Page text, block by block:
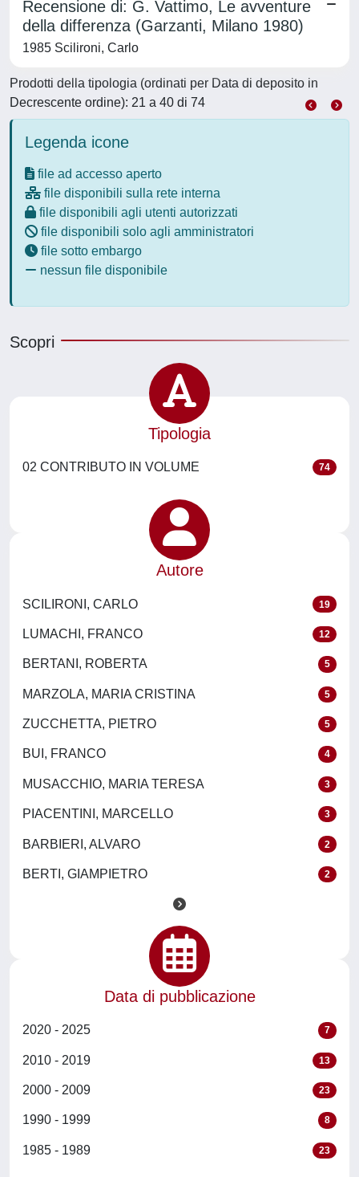
Recensione di: G. Vattimo, Le avventure
della differenza (Garzanti, Milano 1980)
1985 Scilironi, Carlo
Prodotti della tipologia (ordinati per Data di deposito in
Decrescente ordine): 21 a 40 di 74
Legenda icone
file ad accesso aperto
file disponibili sulla rete interna
file disponibili agli utenti autorizzati
file disponibili solo agli amministratori
file sotto embargo
nessun file disponibile
Scopri
Tipologia
02 CONTRIBUTO IN VOLUME 74
Autore
SCILIRONI, CARLO 19
LUMACHI, FRANCO 12
BERTANI, ROBERTA 5
MARZOLA, MARIA CRISTINA 5
ZUCCHETTA, PIETRO 5
BUI, FRANCO 4
MUSACCHIO, MARIA TERESA 3
PIACENTINI, MARCELLO 3
BARBIERI, ALVARO 2
BERTI, GIAMPIETRO 2
Data di pubblicazione
2020 - 2025 7
2010 - 2019 13
2000 - 2009 23
1990 - 1999 8
1985 - 1989 23